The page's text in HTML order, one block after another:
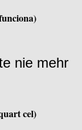
nie mehr
cel)